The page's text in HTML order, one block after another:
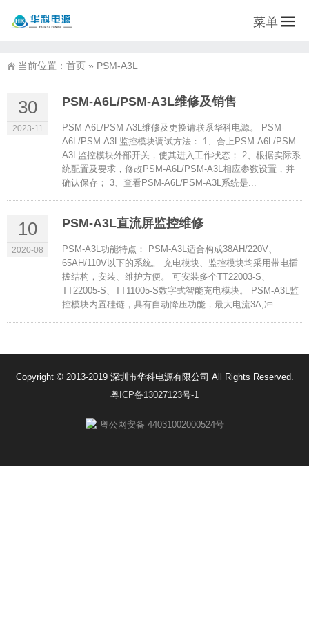
菜单
当前位置： 首页 » PSM-A3L
30
2023-11
PSM-A6L/PSM-A3L维修及销售
PSM-A6L/PSM-A3L维修及更换请联系华科电源。 PSM-
A6L/PSM-A3L监控模块调试方法： 1、合上PSM-A6L/PSM-
A3L监控模块外部开关，使其进入工作状态； 2、根据实际系
统配置及要求，修改PSM-A6L/PSM-A3L相应参数设置，并
确认保存； 3、查看PSM-A6L/PSM-A3L系统是...
10
2020-08
PSM-A3L直流屏监控维修
PSM-A3L功能特点： PSM-A3L适合构成38AH/220V、
65AH/110V以下的系统。 充电模块、监控模块均采用带电插
拔结构，安装、维护方便。 可安装多个TT22003-S、
TT22005-S、TT11005-S数字式智能充电模块。 PSM-A3L监
控模块内置硅链，具有自动降压功能，最大电流3A,冲...
Copyright © 2013-2019 深圳市华科电源有限公司 All Rights Reserved.
粤ICP备13027123号-1
粤公网安备 44031002000524号